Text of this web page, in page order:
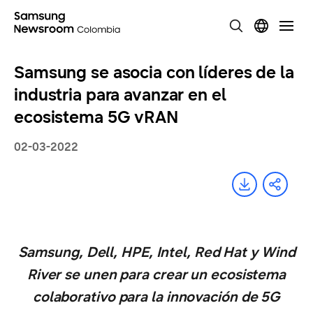
Samsung se asocia con líderes de la
industria para avanzar en el
ecosistema 5G vRAN
02-03-2022
Samsung, Dell, HPE, Intel, Red Hat y Wind
River se unen para crear un ecosistema
colaborativo para la innovación de 5G